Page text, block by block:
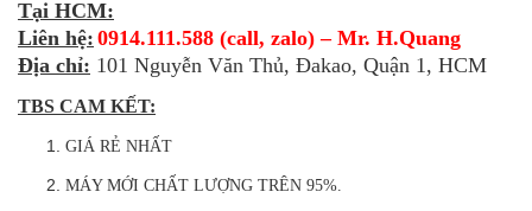
Tại HCM:
Liên hệ: 0914.111.588 (call, zalo) – Mr. H.Quang
Địa chỉ: 101 Nguyễn Văn Thủ, Đakao, Quận 1, HCM
TBS CAM KẾT:
GIÁ RẺ NHẤT
MÁY MỚI CHẤT LƯỢNG TRÊN 95%.